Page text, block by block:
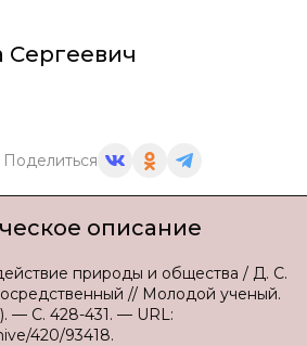
Сергеевич
Поделиться
описание
природы и общества / Д. С.
// Молодой ученый.
— С. 428-431. — URL:
420/93418.